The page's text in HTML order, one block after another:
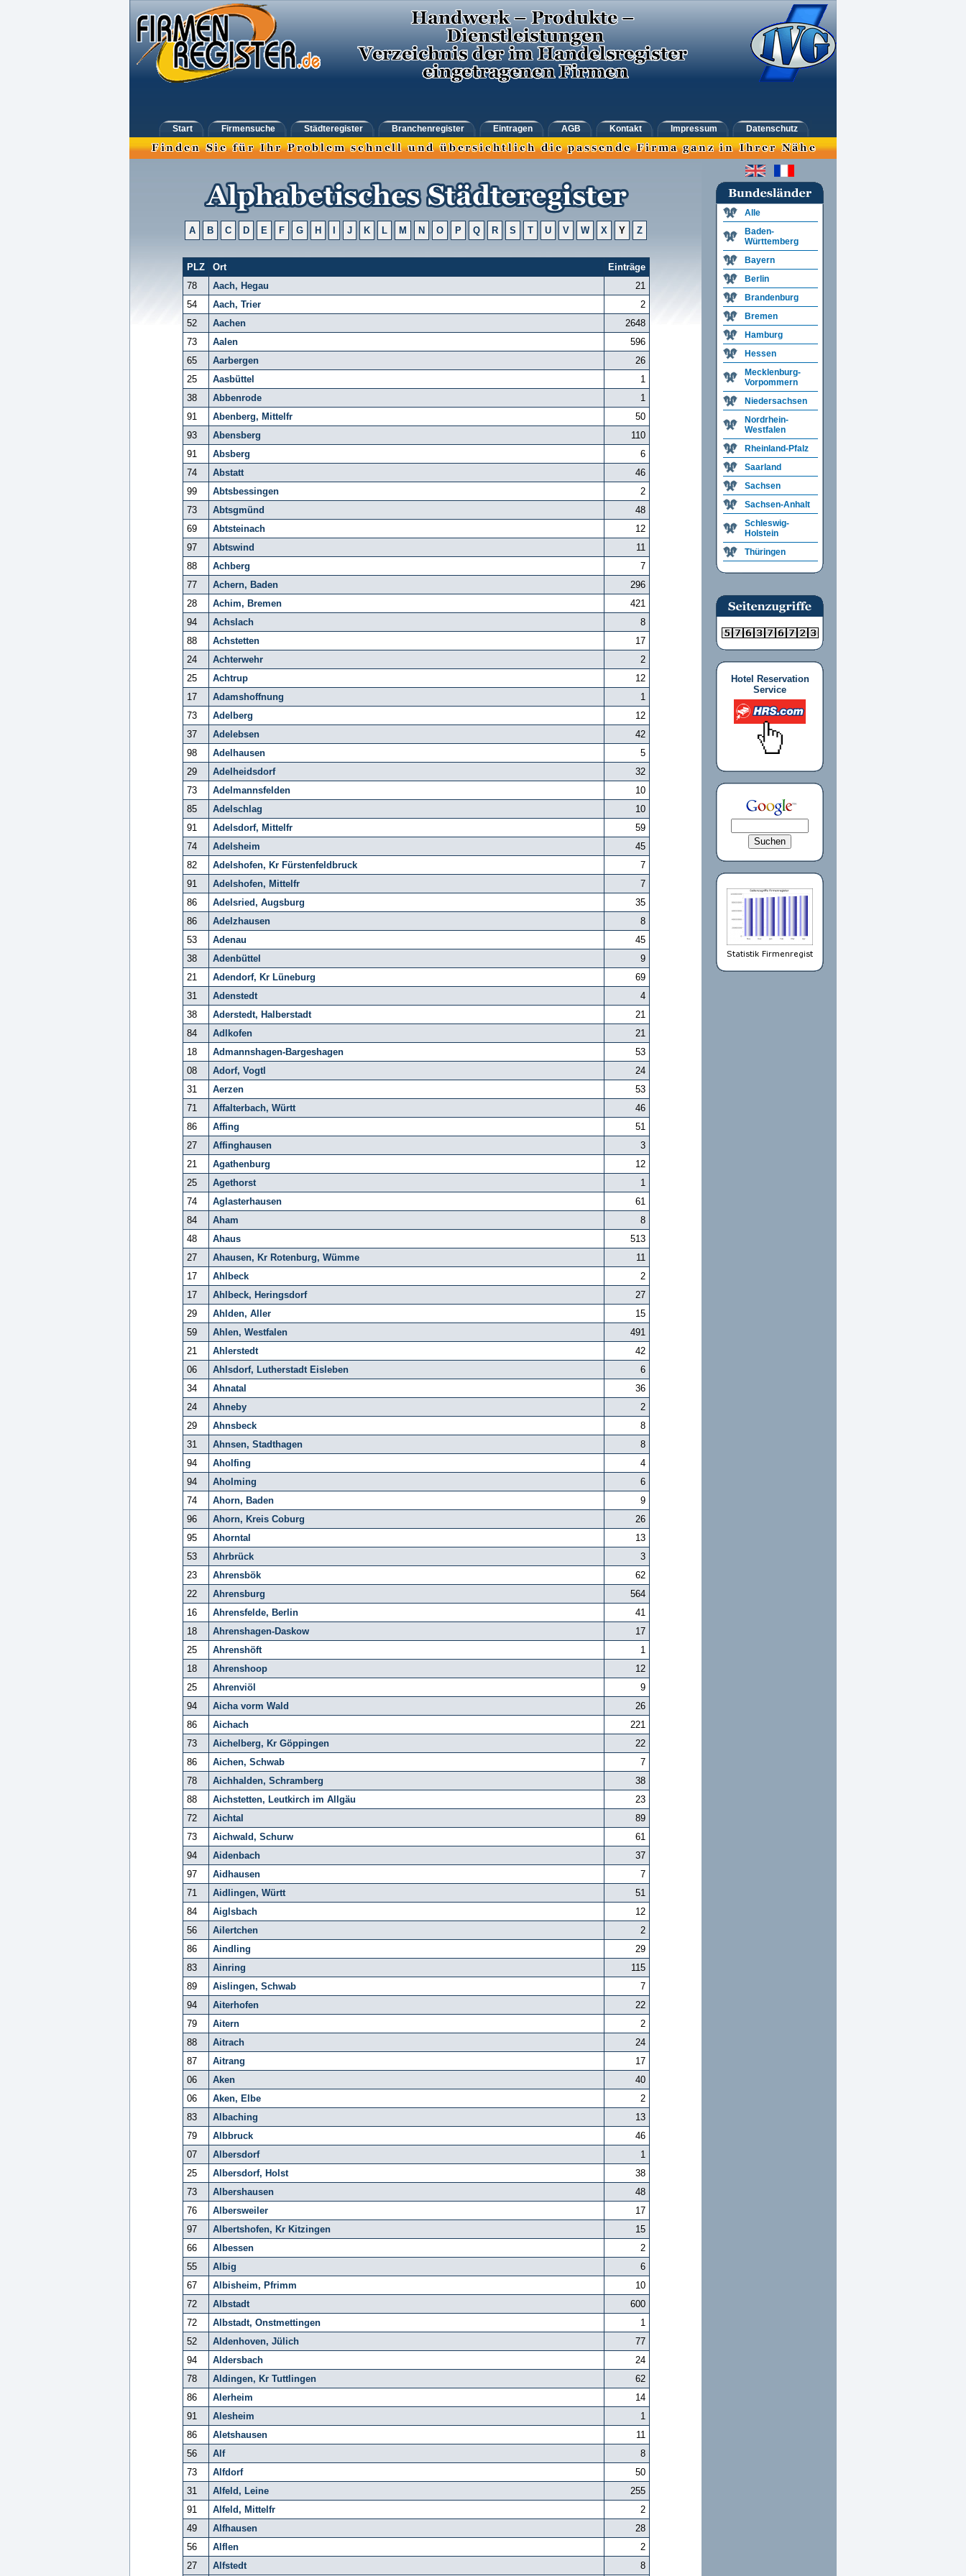
Start Firmensuche Städteregister Branchenregister Eintragen AGB Kontakt Impressum Datenschutz
A B C D E F G H J K L M N O P Q R S T U V W X Y Z
PLZ Ort
Einträge
78
Aach, Hegau
21
54
Aach, Trier
2
52
Aachen
2648
73
Aalen
596
65
Aarbergen
26
25
Aasbüttel
1
38
Abbenrode
1
91
Abenberg, Mittelfr
50
93
Abensberg
110
91
Absberg
6
74
Abstatt
46
99
Abtsbessingen
2
73
Abtsgmünd
48
69
Abtsteinach
12
97
Abtswind
11
88
Achberg
7
77
Achern, Baden
296
28
Achim, Bremen
421
94
Achslach
8
88
Achstetten
17
24
Achterwehr
2
25
Achtrup
12
17
Adamshoffnung
1
73
Adelberg
12
37
Adelebsen
42
98
Adelhausen
5
29
Adelheidsdorf
32
73
Adelmannsfelden
10
85
Adelschlag
10
91
Adelsdorf, Mittelfr
59
74
Adelsheim
45
82
Adelshofen, Kr Fürstenfeldbruck
7
91
Adelshofen, Mittelfr
7
86
Adelsried, Augsburg
35
86
Adelzhausen
8
53
Adenau
45
38
Adenbüttel
9
21
Adendorf, Kr Lüneburg
69
31
Adenstedt
4
38
Aderstedt, Halberstadt
21
84
Adlkofen
21
18
Admannshagen-Bargeshagen
53
08
Adorf, Vogtl
24
31
Aerzen
53
71
Affalterbach, Württ
46
86
Affing
51
27
Affinghausen
3
21
Agathenburg
12
25
Agethorst
1
74
Aglasterhausen
61
84
Aham
8
48
Ahaus
513
27
Ahausen, Kr Rotenburg, Wümme
11
17
Ahlbeck
2
17
Ahlbeck, Heringsdorf
27
29
Ahlden, Aller
15
59
Ahlen, Westfalen
491
21
Ahlerstedt
42
06
Ahlsdorf, Lutherstadt Eisleben
6
34
Ahnatal
36
24
Ahneby
2
29
Ahnsbeck
8
31
Ahnsen, Stadthagen
8
94
Aholfing
4
94
Aholming
6
74
Ahorn, Baden
9
96
Ahorn, Kreis Coburg
26
95
Ahorntal
13
53
Ahrbrück
3
23
Ahrensbök
62
22
Ahrensburg
564
16
Ahrensfelde, Berlin
41
18
Ahrenshagen-Daskow
17
25
Ahrenshöft
1
18
Ahrenshoop
12
25
Ahrenviöl
9
94
Aicha vorm Wald
26
86
Aichach
221
73
Aichelberg, Kr Göppingen
22
86
Aichen, Schwab
7
78
Aichhalden, Schramberg
38
88
Aichstetten, Leutkirch im Allgäu
23
72
Aichtal
89
73
Aichwald, Schurw
61
94
Aidenbach
37
97
Aidhausen
7
71
Aidlingen, Württ
51
84
Aiglsbach
12
56
Ailertchen
2
86
Aindling
29
83
Ainring
115
89
Aislingen, Schwab
7
94
Aiterhofen
22
79
Aitern
2
88
Aitrach
24
87
Aitrang
17
06
Aken
40
06
Aken, Elbe
2
83
Albaching
13
79
Albbruck
46
07
Albersdorf
1
25
Albersdorf, Holst
38
73
Albershausen
48
76
Albersweiler
17
97
Albertshofen, Kr Kitzingen
15
66
Albessen
2
55
Albig
6
67
Albisheim, Pfrimm
10
72
Albstadt
600
72
Albstadt, Onstmettingen
1
52
Aldenhoven, Jülich
77
94
Aldersbach
24
78
Aldingen, Kr Tuttlingen
62
86
Alerheim
14
91
Alesheim
1
86
Aletshausen
11
56
Alf
8
73
Alfdorf
50
31
Alfeld, Leine
255
91
Alfeld, Mittelfr
2
49
Alfhausen
28
56
Alflen
2
27
Alfstedt 8
Alle
Baden-
Württemberg
Bayern
Berlin
Brandenburg
Bremen
Hamburg
Hessen
Mecklenburg-
Vorpommern
Niedersachsen
Nordrhein-
Westfalen
Rheinland-Pfalz
Saarland
Sachsen
Sachsen-Anhalt
Schleswig-
Holstein
Thüringen
Hotel Reservation
Service